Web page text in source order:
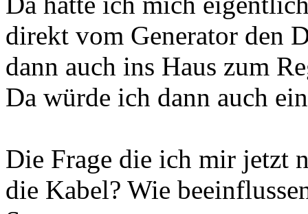
direkt vom Generator den
dann auch ins Haus zum
Da würde ich dann auch
Die Frage die ich mir jetzt
die Kabel? Wie